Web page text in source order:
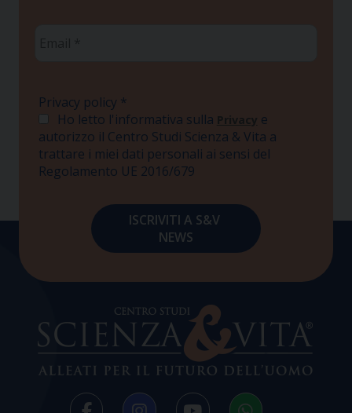
Privacy policy *
Ho letto l'informativa sulla Privacy e
autorizzo il Centro Studi Scienza & Vita a
trattare i miei dati personali ai sensi del
Regolamento UE 2016/679